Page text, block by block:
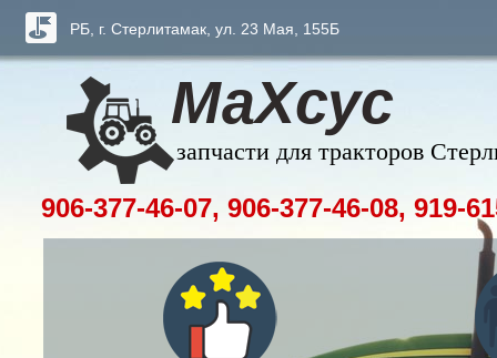
МаХсус
запчасти для тракторов
РБ, г. Стерлитамак, ул. 23 Мая, 155Б
906-377-46-07, 906-377-46-08, 919-